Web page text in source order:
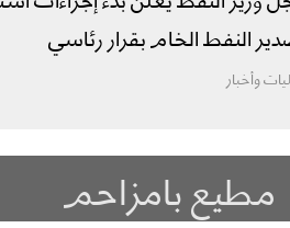
النفط الخام بقرار رئاسي
وأخبار
مطيع بامزاحم